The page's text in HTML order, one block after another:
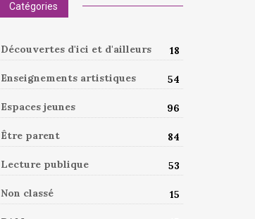
Catégories
Découvertes d'ici et d'ailleurs 18
Enseignements artistiques 54
Espaces jeunes 96
Être parent 84
Lecture publique 53
Non classé 15